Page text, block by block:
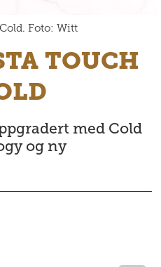
Foto: Witt
TOUCH
med Cold
og ny